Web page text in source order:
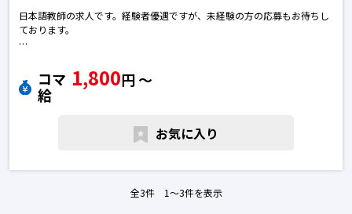
日本語教師の求人です。経験者優遇ですが、未経験の方の応募もお待ちし
ております。
ご質問などございましたら、お気軽へお問い合わせください。日本語教師
の転職求人
コマ
給
1,800円 〜
お気に入り
全3件 1〜3件を表示